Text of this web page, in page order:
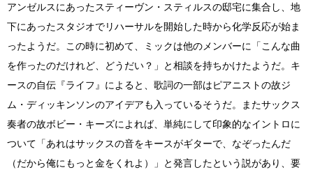
アンゼルスにあったスティーヴン・スティルスの邸宅に集合し、地
下にあったスタジオでリハーサルを開始した時から化学反応が始ま
ったようだ。この時に初めて、ミックは他のメンバーに「こんな曲
を作ったのだけれど、どうだい？」と相談を持ちかけたようだ。キ
ースの自伝『ライフ』によると、歌詞の一部はピアニストの故ジ
ム・ディッキンソンのアイデアも入っているそうだ。またサックス
奏者の故ボビー・キーズによれば、単純にして印象的なイントロに
ついて「あれはサックスの音をキースがギターで、なぞったんだ
（だから俺にもっと金をくれよ）」と発言したという説があり、要